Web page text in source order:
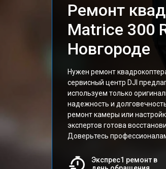
Ремонт
Matrice 300
Новгороде
Нужен ремонт
сервисный центр DJI
используем только
надежность и
ремонт камеры или
экспертов готова
Доверьтесь
Экспрес1 ремонт в